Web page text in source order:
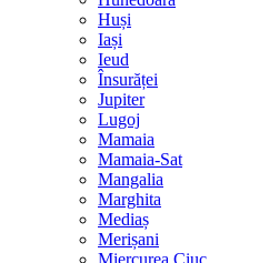
Huși
Iași
Ieud
Însurăței
Jupiter
Lugoj
Mamaia
Mamaia-Sat
Mangalia
Marghita
Mediaș
Merișani
Miercurea Ciuc